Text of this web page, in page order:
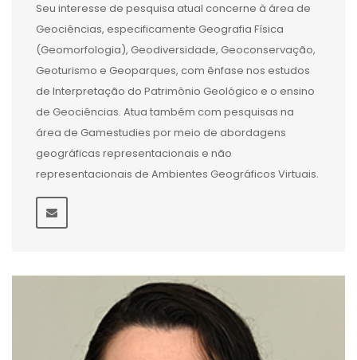
Seu interesse de pesquisa atual concerne à área de
Geociências, especificamente Geografia Física
(Geomorfologia), Geodiversidade, Geoconservação,
Geoturismo e Geoparques, com ênfase nos estudos
de Interpretação do Patrimônio Geológico e o ensino
de Geociências. Atua também com pesquisas na
área de Gamestudies por meio de abordagens
geográficas representacionais e não
representacionais de Ambientes Geográficos Virtuais.